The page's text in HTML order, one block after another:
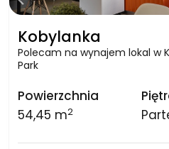
Kobylanka
Polecam na wynajem lokal w
Park
Powierzchnia
54,45 m2